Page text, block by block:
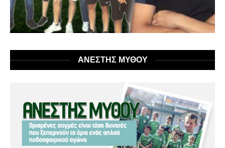
ΑΝΕΣΤΗΣ ΜΥΘΟΥ